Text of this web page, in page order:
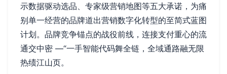
示数据驱动选品、专家级营销地图等五大承诺，为痛
别单一经营的品牌道出营销数字化转型的至简式蓝图
计划。品牌竞争锚点的战役前线，连接支付重心的流
通交中密 —“一手智能代码舞全链，全域通路融无限
热绩江山页。